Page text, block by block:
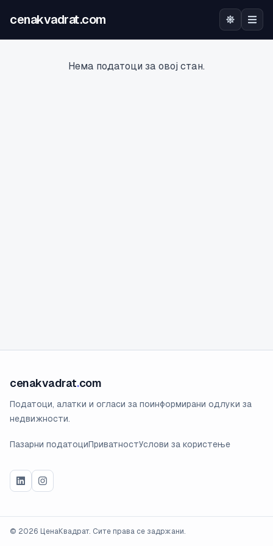
cenakvadrat.com
Нема податоци за овој стан.
cenakvadrat.com
Податоци, алатки и огласи за поинформирани одлуки за
недвижности.
Пазарни податоциПриватностУслови за користење
© 2026 ЦенаКвадрат. Сите права се задржани.